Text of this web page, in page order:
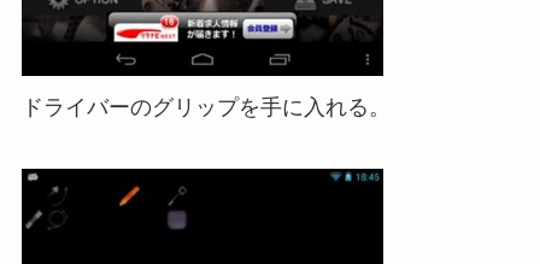
ドライバーのグリップを手に入れる。